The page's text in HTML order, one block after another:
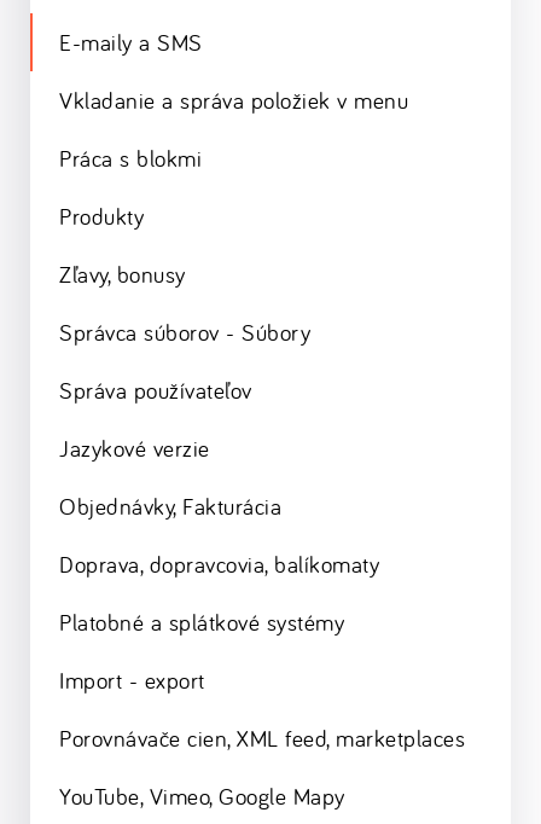
E-maily a SMS
Vkladanie a správa položiek v menu
Práca s blokmi
Produkty
Zľavy, bonusy
Správca súborov - Súbory
Správa používateľov
Jazykové verzie
Objednávky, Fakturácia
Doprava, dopravcovia, balíkomaty
Platobné a splátkové systémy
Import - export
Porovnávače cien, XML feed, marketplaces
YouTube, Vimeo, Google Mapy